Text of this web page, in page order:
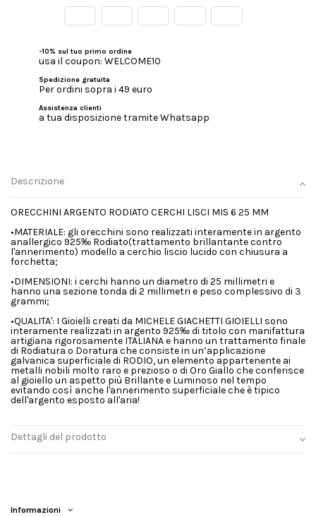
-10% sul tuo primo ordine
usa il coupon: WELCOME10
Spedizione gratuita
Per ordini sopra i 49 euro
Assistenza clienti
a tua disposizione tramite Whatsapp
Descrizione
ORECCHINI ARGENTO RODIATO CERCHI LISCI MIS 6 25 MM
•MATERIALE: gli orecchini sono realizzati interamente in argento
anallergico 925‰ Rodiato(trattamento brillantante contro
l'annerimento) modello a cerchio liscio lucido con chiusura a
forchetta;
•DIMENSIONI: i cerchi hanno un diametro di 25 millimetri e
hanno una sezione tonda di 2 millimetri e peso complessivo di 3
grammi;
•QUALITA': I Gioielli creati da MICHELE GIACHETTI GIOIELLI sono
interamente realizzati in argento 925‰ di titolo con manifattura
artigiana rigorosamente ITALIANA e hanno un trattamento finale
di Rodiatura o Doratura che consiste in un’applicazione
galvanica superficiale di RODIO, un elemento appartenente ai
metalli nobili molto raro e prezioso o di Oro Giallo che conferisce
al gioiello un aspetto più Brillante e Luminoso nel tempo
evitando così anche l'annerimento superficiale che è tipico
dell'argento esposto all'aria!
Dettagli del prodotto
Informazioni